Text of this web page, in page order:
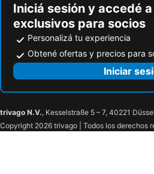
Iniciá sesión y accedé
exclusivos para socios
Personalizá tu experiencia
Obtené ofertas y precios para
Iniciar
trivago N.V., Kesselstraße 5 – 7, 40221
Copyright 2026 trivago | Todos los derechos